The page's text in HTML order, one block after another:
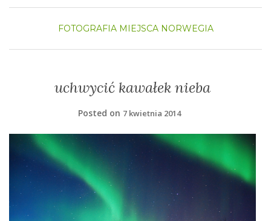
FOTOGRAFIA MIEJSCA NORWEGIA
uchwycić kawałek nieba
Posted on 7 kwietnia 2014